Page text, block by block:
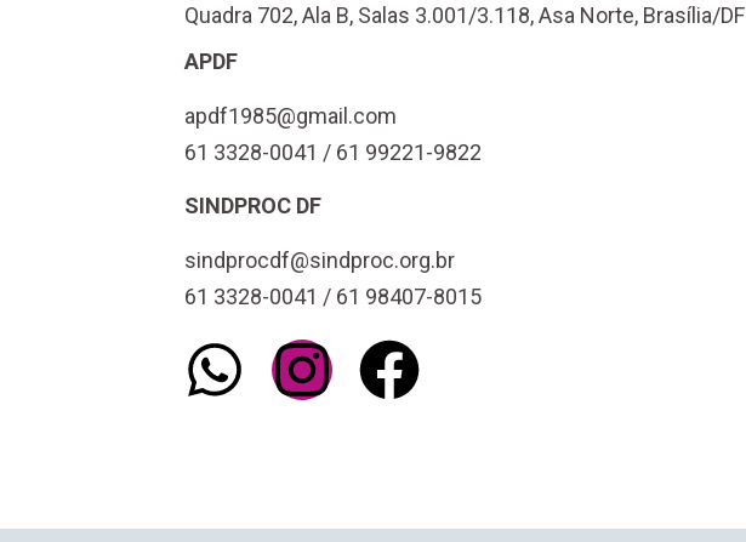
Quadra 702, Ala B, Salas 3.001/3.118, Asa Norte, Brasília/DF
APDF
apdf1985@gmail.com
61 3328-0041 / 61 99221-9822
SINDPROC DF
sindprocdf@sindproc.org.br
61 3328-0041 / 61 98407-8015